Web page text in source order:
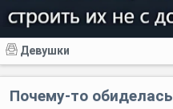
Девушки
Почему-то обиделась